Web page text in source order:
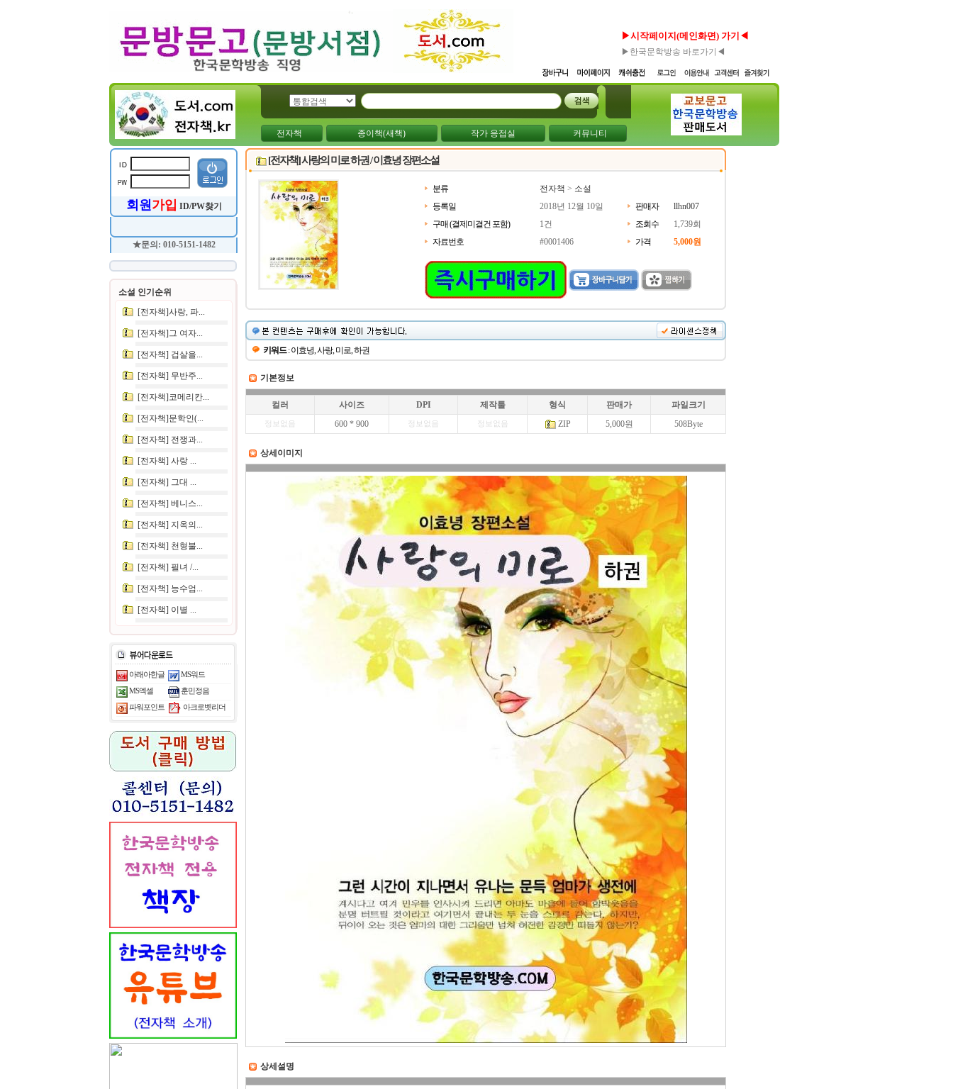
▶시작페이지(메인화면) 가기◀
▶한국문학방송 바로가기◀
전자책 종이책(새책) 작가 응접실 커뮤니티
회원가입 ID/PW찾기
★문의: 010-5151-1482
소설 인기순위
[전자책]사랑, 파...
[전자책]그 여자...
[전자책] 겁살을...
[전자책] 무반주...
[전자책]코메리칸...
[전자책]문학인(...
[전자책] 전쟁과...
[전자책] 사랑 ...
[전자책] 그대 ...
[전자책] 베니스...
[전자책] 지옥의...
[전자책] 천형불...
[전자책] 필녀 /...
[전자책] 능수엄...
[전자책] 이별 ...
아래아한글 MS워드
MS엑셀 훈민정음
파워포인트 아크로벳리더
[전자책] 사랑의 미로 하권 / 이효녕 장편소설
분류 전자책 > 소설
등록일
2018년 12월 10일 판매자
llhn007
구매 (결제미결건 포함)
1건 조회수
1,739회
자료번호
#0001406 가격 5,000원
키워드: 이효녕, 사랑, 미로, 하권
기본정보
컬러 사이즈 DPI 제작툴 형식 판매가 파일크기
정보없음 600 * 900 정보없음 정보없음 ZIP 5,000원 508Byte
상세이미지
상세설명